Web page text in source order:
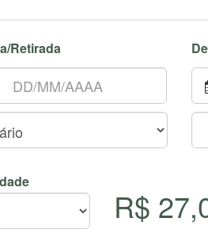
Retirada
R$